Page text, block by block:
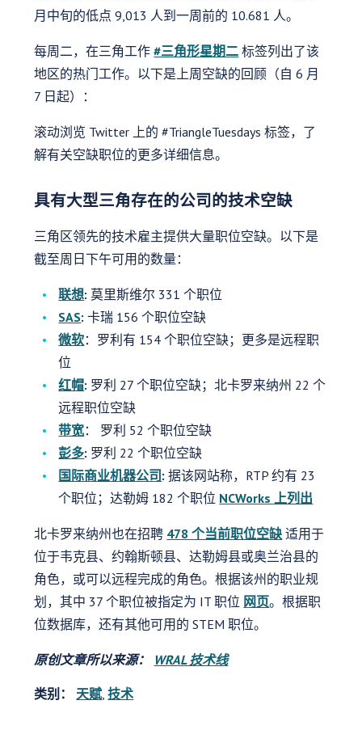
月中旬的低点 9,013 人到一周前的 10.681 人。
每周二，在三角工作#三角形星期二 标签列出了该
地区的热门工作。以下是上周空缺的回顾（自 6 月
7 日起）：
滚动浏览 Twitter 上的 #TriangleTuesdays 标签，了
解有关空缺职位的更多详细信息。
具有大型三角存在的公司的技术空缺
三角区领先的技术雇主提供大量职位空缺。以下是
截至周日下午可用的数量：
联想: 莫里斯维尔 331 个职位
SAS: 卡瑞 156 个职位空缺
微软：罗利有 154 个职位空缺；更多是远程职
位
红帽: 罗利 27 个职位空缺；北卡罗来纳州 22 个
远程职位空缺
带宽： 罗利 52 个职位空缺
彭多: 罗利 22 个职位空缺
国际商业机器公司: 据该网站称，RTP 约有 23
个职位；达勒姆 182 个职位 NCWorks 上列出
北卡罗来纳州也在招聘 478 个当前职位空缺 适用于
位于韦克县、约翰斯顿县、达勒姆县或奥兰治县的
角色，或可以远程完成的角色。根据该州的职业规
划，其中 37 个职位被指定为 IT 职位 网页。根据职
位数据库，还有其他可用的 STEM 职位。
原创文章所以来源： WRAL 技术线
类别： 天赋,技术